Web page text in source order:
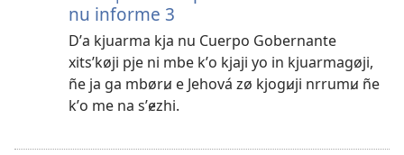
nu informe 3
Dʼa kjuarma kja nu Cuerpo Gobernante
xitsʼkøji pje ni mbe kʼo kjaji yo in kjuarmagøji,
ñe ja ga mbørꞹ e Jehová zø kjogꞹji nrrumꞹ ñe
kʼo me na sʼɇzhi.